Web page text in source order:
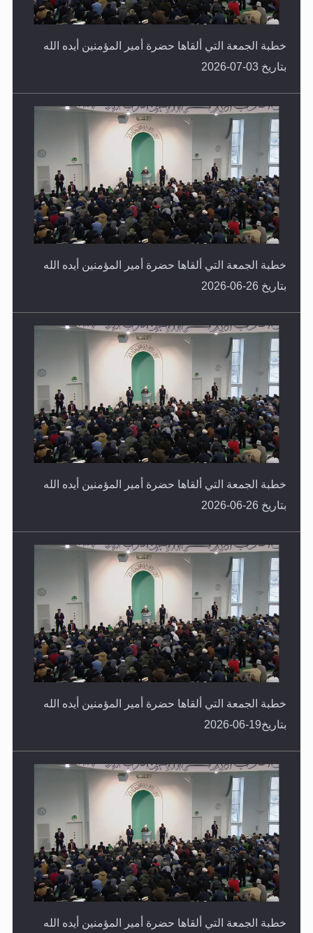
خطبة الجمعة التي ألقاها حضرة أمير المؤمنين أيده الله
خطبة الجمعة التي ألقاها حضرة أمير المؤمنين أيده الله
خطبة الجمعة التي ألقاها حضرة أمير المؤمنين أيده الله
خطبة الجمعة التي ألقاها حضرة أمير المؤمنين أيده الله
خطبة الجمعة التي ألقاها حضرة أمير المؤمنين أيده الله